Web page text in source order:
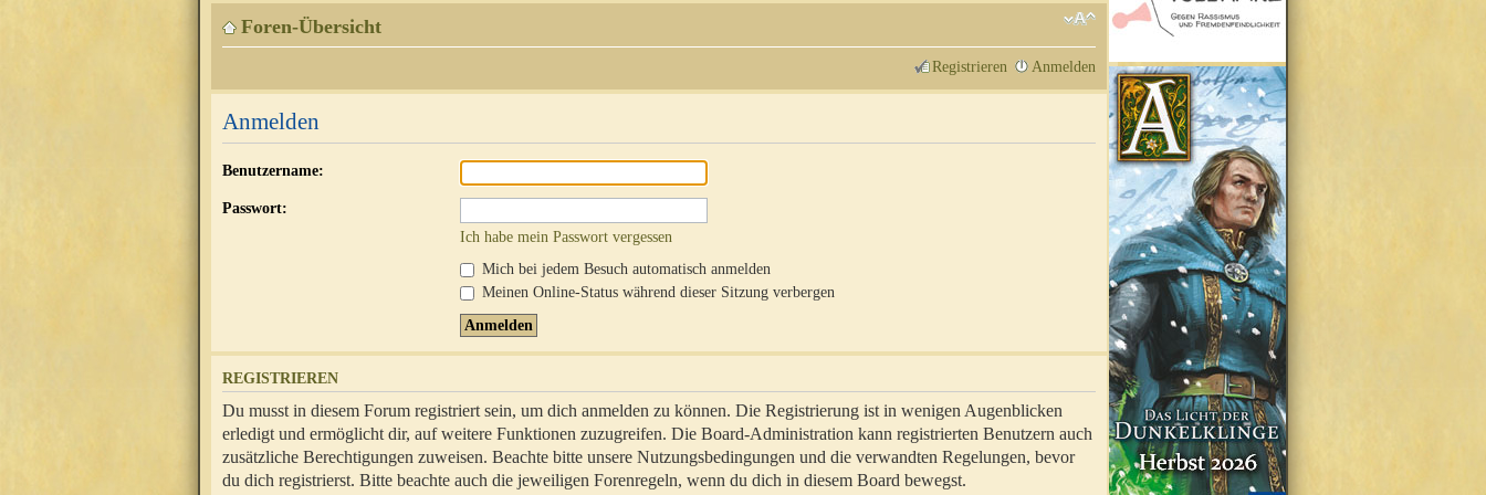
Foren-Übersicht
Registrieren Anmelden
Anmelden
Benutzername:
Passwort:
Ich habe mein Passwort vergessen
Mich bei jedem Besuch automatisch anmelden
Meinen Online-Status während dieser Sitzung verbergen
REGISTRIEREN
Du musst in diesem Forum registriert sein, um dich anmelden zu können. Die Registrierung ist in wenigen Augenblicken
erledigt und ermöglicht dir, auf weitere Funktionen zuzugreifen. Die Board-Administration kann registrierten Benutzern auch
zusätzliche Berechtigungen zuweisen. Beachte bitte unsere Nutzungsbedingungen und die verwandten Regelungen, bevor
du dich registrierst. Bitte beachte auch die jeweiligen Forenregeln, wenn du dich in diesem Board bewegst.